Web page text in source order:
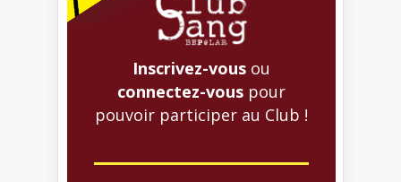
Inscrivez-vous ou
connectez-vous pour
pouvoir participer au Club !